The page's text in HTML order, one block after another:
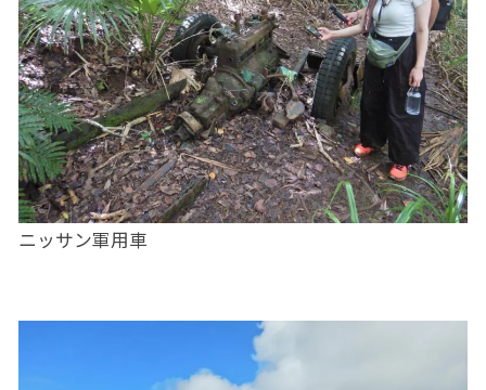
ニッサン軍用車